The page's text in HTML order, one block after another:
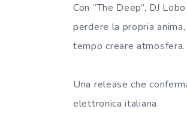
Con “The Deep”, DJ
perdere la propria
tempo creare atmosfera.
Una release che
elettronica italiana.